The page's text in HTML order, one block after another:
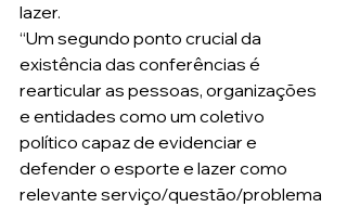
lazer.
“Um segundo ponto crucial da
existência das conferências é
rearticular as pessoas, organizações
e entidades como um coletivo
político capaz de evidenciar e
defender o esporte e lazer como
relevante serviço/questão/problema